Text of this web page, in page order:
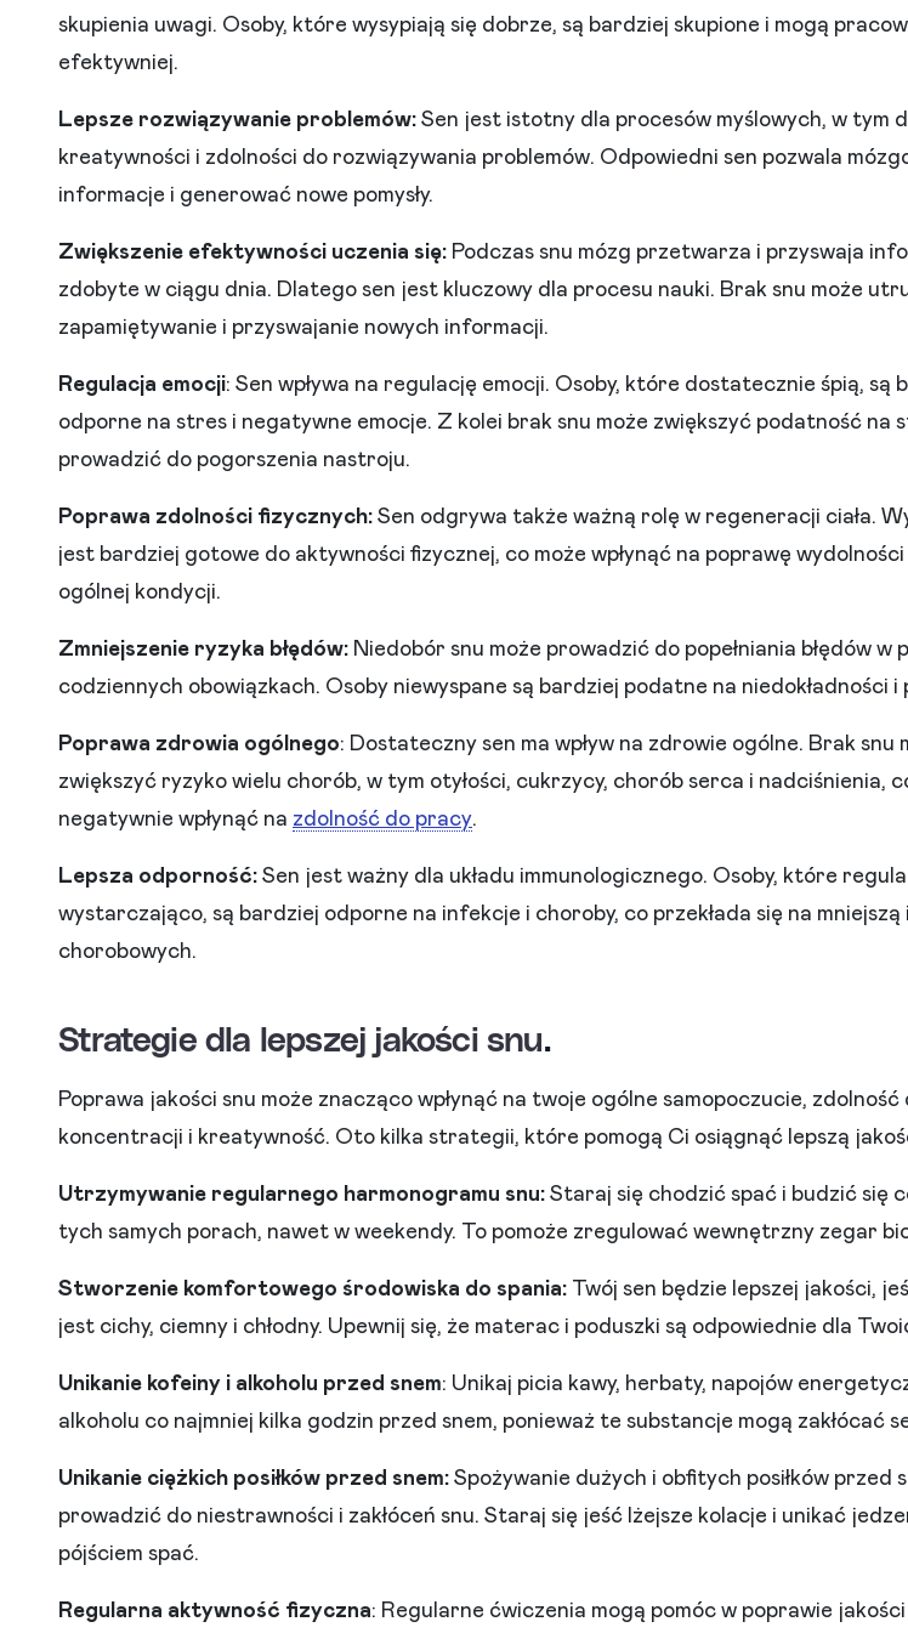
skupienia uwagi. Osoby, które wysypiają się dobrze, są bardziej skupione i mogą
efektywniej.
Lepsze rozwiązywanie problemów: Sen jest istotny dla procesów myślowych, w tym
kreatywności i zdolności do rozwiązywania problemów. Odpowiedni sen pozwala
informacje i generować nowe pomysły.
Zwiększenie efektywności uczenia się: Podczas snu mózg przetwarza i przyswaja
zdobyte w ciągu dnia. Dlatego sen jest kluczowy dla procesu nauki. Brak snu może
zapamiętywanie i przyswajanie nowych informacji.
Regulacja emocji: Sen wpływa na regulację emocji. Osoby, które dostatecznie śpią, są
odporne na stres i negatywne emocje. Z kolei brak snu może zwiększyć podatność na
prowadzić do pogorszenia nastroju.
Poprawa zdolności fizycznych: Sen odgrywa także ważną rolę w regeneracji ciała.
jest bardziej gotowe do aktywności fizycznej, co może wpłynąć na poprawę wydolności
ogólnej kondycji.
Zmniejszenie ryzyka błędów: Niedobór snu może prowadzić do popełniania błędów w
codziennych obowiązkach. Osoby niewyspane są bardziej podatne na niedokładności i
Poprawa zdrowia ogólnego: Dostateczny sen ma wpływ na zdrowie ogólne. Brak snu
zwiększyć ryzyko wielu chorób, w tym otyłości, cukrzycy, chorób serca i nadciśnienia,
negatywnie wpłynąć na zdolność do pracy.
Lepsza odporność: Sen jest ważny dla układu immunologicznego. Osoby, które
wystarczająco, są bardziej odporne na infekcje i choroby, co przekłada się na mniejszą
chorobowych.
Strategie dla lepszej jakości snu.
Poprawa jakości snu może znacząco wpłynąć na twoje ogólne samopoczucie, zdolność
koncentracji i kreatywność. Oto kilka strategii, które pomogą Ci osiągnąć lepszą
Utrzymywanie regularnego harmonogramu snu: Staraj się chodzić spać i budzić się
tych samych porach, nawet w weekendy. To pomoże zregulować wewnętrzny zegar
Stworzenie komfortowego środowiska do spania: Twój sen będzie lepszej jakości,
jest cichy, ciemny i chłodny. Upewnij się, że materac i poduszki są odpowiednie dla
Unikanie kofeiny i alkoholu przed snem: Unikaj picia kawy, herbaty, napojów
alkoholu co najmniej kilka godzin przed snem, ponieważ te substancje mogą zakłócać
Unikanie ciężkich posiłków przed snem: Spożywanie dużych i obfitych posiłków przed
prowadzić do niestrawności i zakłóceń snu. Staraj się jeść lżejsze kolacje i unikać
pójściem spać.
Regularna aktywność fizyczna: Regularne ćwiczenia mogą pomóc w poprawie